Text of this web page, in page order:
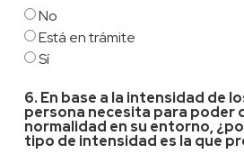
No
Está en trámite
Sí
6. En base a la intensidad de
persona necesita para poder
normalidad en su entorno,
tipo de intensidad es la que